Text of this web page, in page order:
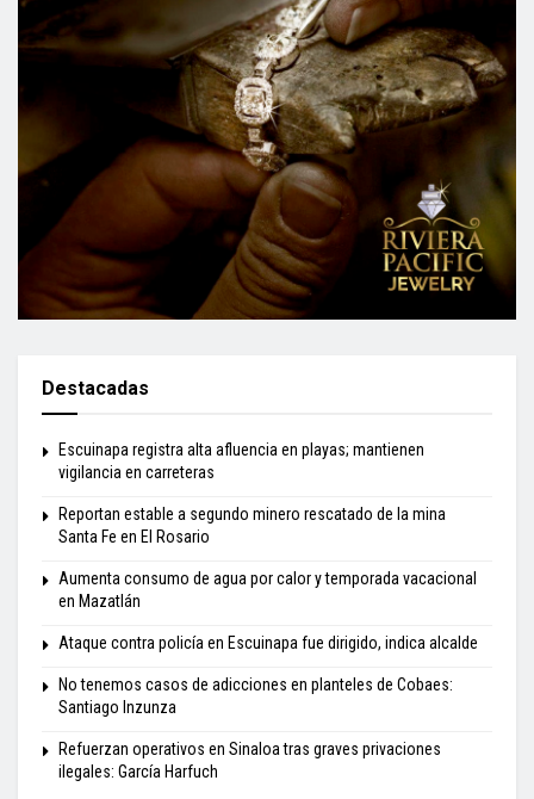
Destacadas
Escuinapa registra alta afluencia en playas; mantienen
vigilancia en carreteras
Reportan estable a segundo minero rescatado de la mina
Santa Fe en El Rosario
Aumenta consumo de agua por calor y temporada vacacional
en Mazatlán
Ataque contra policía en Escuinapa fue dirigido, indica alcalde
No tenemos casos de adicciones en planteles de Cobaes:
Santiago Inzunza
Refuerzan operativos en Sinaloa tras graves privaciones
ilegales: García Harfuch